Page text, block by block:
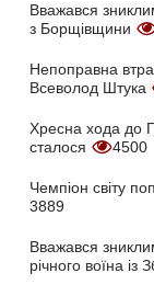
Вважався
з Борщівщини
Непоправна
Всеволод Штука
Хресна хода до
сталося
4500
Чемпіон світу
3889
Вважався
річного воїна із